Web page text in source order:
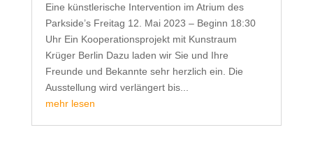
Eine künstlerische Intervention im Atrium des
Parkside’s Freitag 12. Mai 2023 – Beginn 18:30
Uhr Ein Kooperationsprojekt mit Kunstraum
Krüger Berlin Dazu laden wir Sie und Ihre
Freunde und Bekannte sehr herzlich ein. Die
Ausstellung wird verlängert bis...
mehr lesen